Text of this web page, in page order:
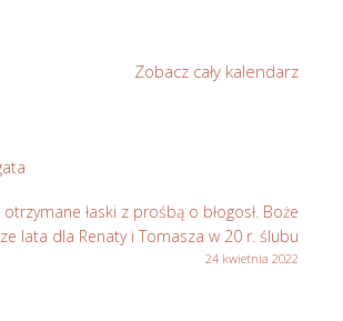
Zobacz cały kalendarz
łaski z prośbą o błogosł. Boże
lata dla Renaty i Tomasza w 20 r. ślubu
24 kwietnia 2022